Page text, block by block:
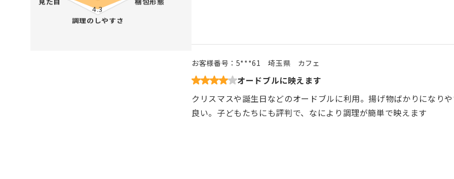
お客様番号： 5***61 埼玉県 カフェ
オードブルに映えます
クリスマスや誕生日などのオードブルに利用。揚げ物ばかりになり
良い。子どもたちにも評判で、なにより調理が簡単で映えます